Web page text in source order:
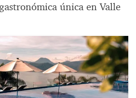
única en Valle